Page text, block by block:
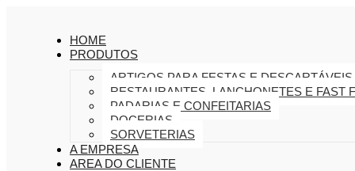
HOME
PRODUTOS
ARTIGOS PARA FESTAS E DESCARTÁVEIS
RESTAURANTES, LANCHONETES E FAST
PADARIAS E CONFEITARIAS
DOCERIAS
SORVETERIAS
A EMPRESA
AREA DO CLIENTE